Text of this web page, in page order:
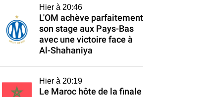
Hier à 20:46
L'OM achève parfaitement
son stage aux Pays-Bas
avec une victoire face à
Al-Shahaniya
Hier à 20:19
Le Maroc hôte de la finale